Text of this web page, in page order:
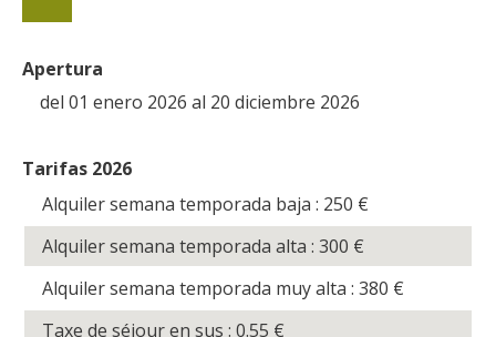
Apertura
del 01 enero 2026 al 20 diciembre 2026
Tarifas 2026
Alquiler semana temporada baja : 250 €
Alquiler semana temporada alta : 300 €
Alquiler semana temporada muy alta : 380 €
Taxe de séjour en sus : 0.55 €